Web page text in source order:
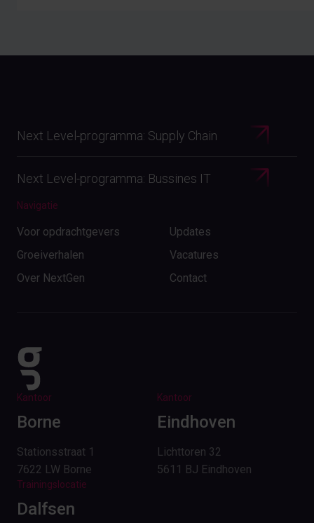
Next Level-programma: Supply Chain
Next Level-programma: Bussines IT
Navigatie
Voor opdrachtgevers
Updates
Groeiverhalen
Vacatures
Over NextGen
Contact
Kantoor
Borne
Stationsstraat 1
7622 LW Borne
Kantoor
Eindhoven
Lichttoren 32
5611 BJ Eindhoven
Trainingslocatie
Dalfsen